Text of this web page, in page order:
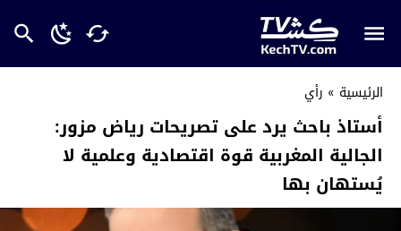
الرئيسية » رأي
أستاذ باحث يرد على تصريحات رياض مزور:
الجالية المغربية قوة اقتصادية وعلمية لا
يُستهان بها